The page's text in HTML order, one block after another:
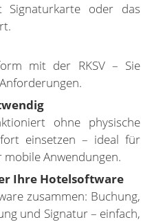
oder das
mit der RKSV – Sie
ohne physische
einsetzen – ideal für
Anwendungen.
Ihre Hotelsoftware
zusammen: Buchung,
und Signatur – einfach,